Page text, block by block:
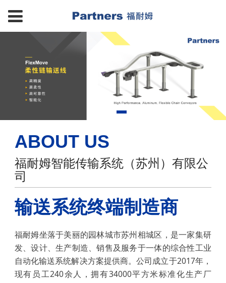
ABOUT US
福耐姆智能传输系统（苏州）有限公
司
输送系统终端制造商
福耐姆坐落于美丽的园林城市苏州相城区，是一家集研
发、设计、生产制造、销售及服务于一体的综合性工业
自动化输送系统解决方案提供商。公司成立于2017年，
现有员工240余人，拥有34000平方米标准化生产厂